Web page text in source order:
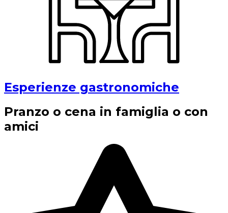
Esperienze gastronomiche
Pranzo o cena in famiglia o con
amici